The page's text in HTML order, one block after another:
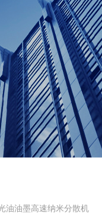
油油墨高速纳米分散机